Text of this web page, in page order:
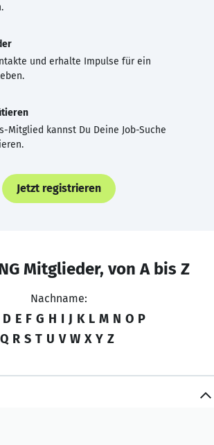
und erhalte Impulse für ein
Mitglied kannst Du Deine Job-Suche
Jetzt registrieren
Mitglieder, von A bis Z
Nachname:
D E F G H I J K L M N O P
Q R S T U V W X Y Z